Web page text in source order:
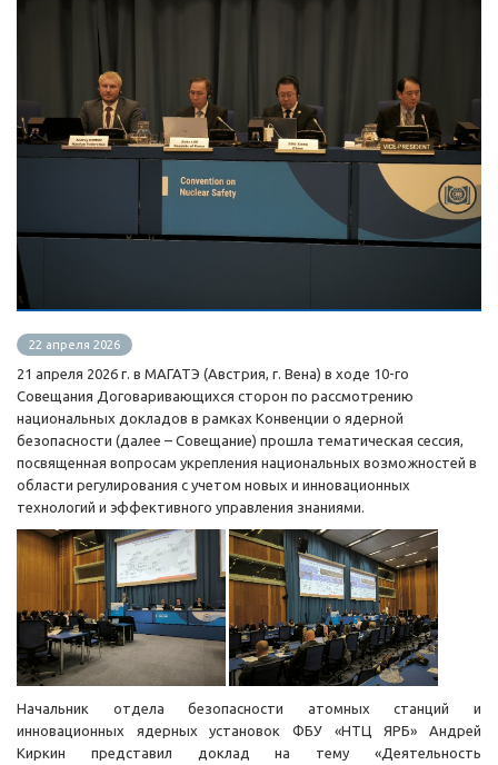
22 апреля 2026
21 апреля 2026 г. в МАГАТЭ (Австрия, г. Вена) в ходе 10-го
Совещания Договаривающихся сторон по рассмотрению
национальных докладов в рамках Конвенции о ядерной
безопасности (далее – Совещание) прошла тематическая сессия,
посвященная вопросам укрепления национальных возможностей в
области регулирования с учетом новых и инновационных
технологий и эффективного управления знаниями.
Начальник отдела безопасности атомных станций и
инновационных ядерных установок ФБУ «НТЦ ЯРБ» Андрей
Киркин представил доклад на тему «Деятельность